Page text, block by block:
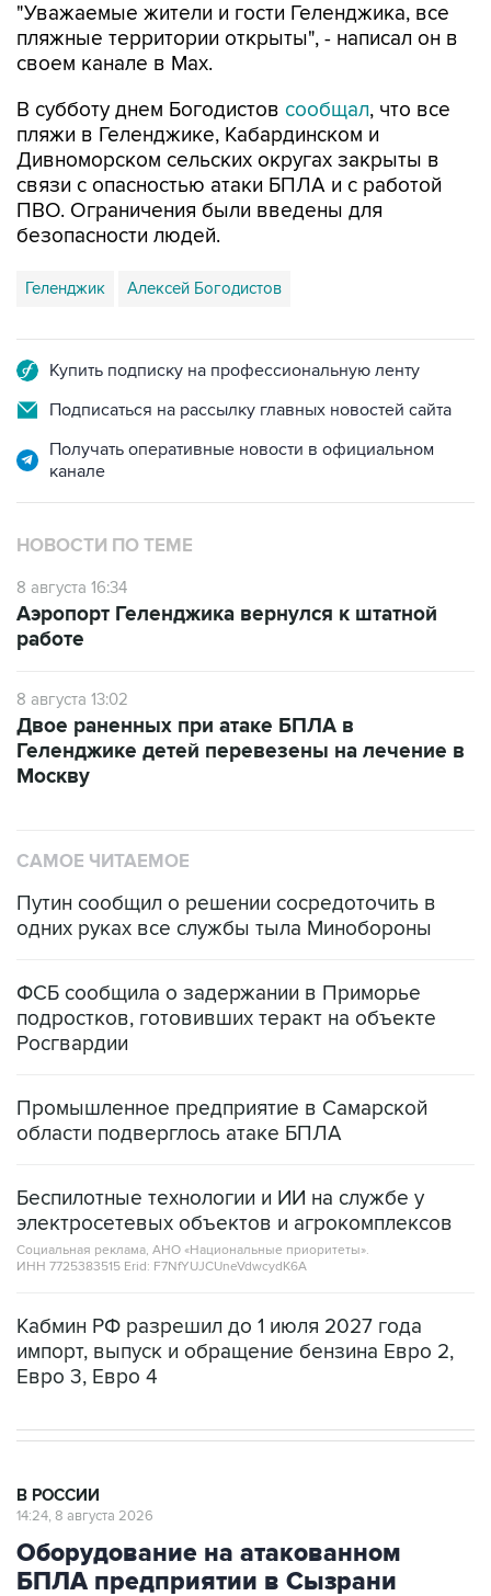
"Уважаемые жители и гости Геленджика, все
пляжные территории открыты", - написал он в
своем канале в Max.
В субботу днем Богодистов сообщал, что все
пляжи в Геленджике, Кабардинском и
Дивноморском сельских округах закрыты в
связи с опасностью атаки БПЛА и с работой
ПВО. Ограничения были введены для
безопасности людей.
Геленджик Алексей Богодистов
Купить подписку на профессиональную ленту
Подписаться на рассылку главных новостей сайта
Получать оперативные новости в официальном
канале
НОВОСТИ ПО ТЕМЕ
8 августа 16:34
Аэропорт Геленджика вернулся к штатной
работе
8 августа 13:02
Двое раненных при атаке БПЛА в
Геленджике детей перевезены на лечение в
Москву
САМОЕ ЧИТАЕМОЕ
Путин сообщил о решении сосредоточить в
одних руках все службы тыла Минобороны
ФСБ сообщила о задержании в Приморье
подростков, готовивших теракт на объекте
Росгвардии
Промышленное предприятие в Самарской
области подверглось атаке БПЛА
Беспилотные технологии и ИИ на службе у
электросетевых объектов и агрокомплексов
Социальная реклама, АНО «Национальные приоритеты».
ИНН 7725383515 Erid: F7NfYUJCUneVdwcydK6A
Кабмин РФ разрешил до 1 июля 2027 года
импорт, выпуск и обращение бензина Евро 2,
Евро 3, Евро 4
В РОССИИ
14:24, 8 августа 2026
Оборудование на атакованном
БПЛА предприятии в Сызрани